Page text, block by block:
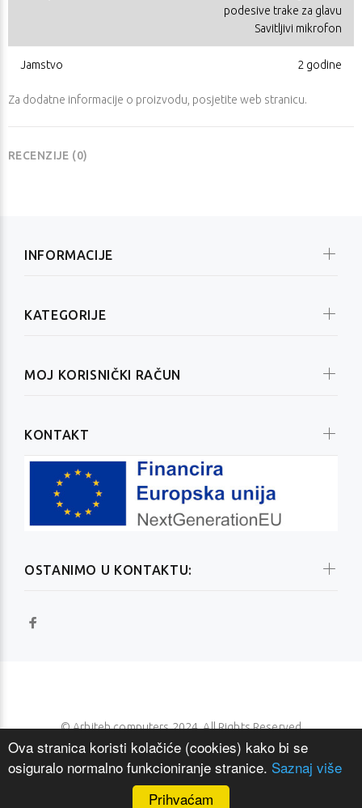
Ova stranica koristi kolačiće (cookies) kako bi se
osiguralo normalno funkcioniranje stranice. Saznaj više
Prihvaćam
podesive trake za glavu
Savitljivi mikrofon
Jamstvo 2 godine
Za dodatne informacije o proizvodu, posjetite web stranicu.
RECENZIJE (0)
OSTANIMO U KONTAKTU:
INFORMACIJE
KATEGORIJE
MOJ KORISNIČKI RAČUN
KONTAKT
© Arhiteh computers 2024. All Rights Reserved
NAZAD NA VRH